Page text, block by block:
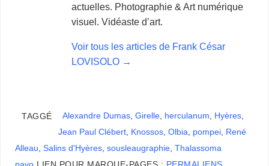
actuelles. Photographie & Art numérique
visuel. Vidéaste d’art.
Voir tous les articles de Frank César
LOVISOLO →
TAGGÉ Alexandre Dumas, Girelle, herculanum Hyères,
Jean Paul Clébert, Knossos, Olbia pompei, René
Alleau ,Salins d'Hyères ,sousleaugraphie ,Thalassoma